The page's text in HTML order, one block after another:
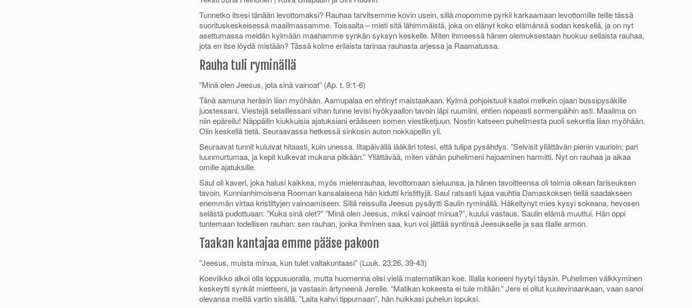
k
p
Tunnetko itsesi tänään levottomaksi? Rauhaa tarvitsemme kovin usein, sillä mopomme pyrkii karkaamaan levottomille teille tässä
suorituskeskeisessä maailmassamme. Toisaalta – mieti sitä lähimmäistä, joka on elänyt koko elämänsä sodan keskellä, ja on nyt
asettumassa meidän kylmään maahamme synkän syksyn keskelle. Miten ihmeessä hänen olemuksestaan huokuu sellaista rauhaa,
jota en itse löydä mistään? Tässä kolme erilaista tarinaa rauhasta arjessa ja Raamatussa.
Rauha tuli ryminällä
”Minä olen Jeesus, jota sinä vainoat” (Ap. t. 9:1-6)
Tänä aamuna heräsin liian myöhään. Aamupalaa en ehtinyt maistaakaan. Kylmä pohjoistuuli kaatoi melkein ojaan bussipysäkille
juostessani. Viestejä selaillessani vihan tunne levisi hyökyaallon tavoin läpi ruumiini, ehtien nopeasti sormenpäihin asti. Maailma on
niin epäreilu! Näppäilin kiukkuisia ajatuksiani erääseen somen viestiketjuun. Nostin katseen puhelimesta puoli sekuntia liian myöhään.
Olin keskellä tietä. Seuraavassa hetkessä sinkosin auton nokkapellin yli.
Seuraavat tunnit kuluivat hitaasti, kuin unessa. Iltapäivällä lääkäri totesi, että tulipa pysähdys. ”Selvisit yllättävän pienin vaurioin; pari
luunmurtumaa, ja kepit kulkevat mukana pitkään.” Yllättävää, miten vähän puhelimeni hajoaminen harmitti. Nyt on rauhaa ja aikaa
omille ajatuksille.
Saul oli kaveri, joka halusi kaikkea, myös mielenrauhaa, levottomaan sieluunsa, ja hänen tavoitteensa oli toimia oikean fariseuksen
tavoin. Kunnianhimoisena Rooman kansalaisena hän kidutti kristittyjä. Saul ratsasti lujaa vauhtia Damaskoksen tiellä saadakseen
enemmän virtaa kristittyjen vainoamiseen. Sillä reissulla Jeesus pysäytti Saulin ryminällä. Häkeltynyt mies kysyi sokeana, hevosen
selästä pudottuaan: ”Kuka sinä olet?” ”Minä olen Jeesus, miksi vainoat minua?”, kuului vastaus. Saulin elämä muuttui. Hän oppi
tuntemaan todellisen rauhan: sen rauhan, jonka ihminen saa, kun voi jättää syntinsä Jeesukselle ja saa tilalle armon.
Taakan kantajaa emme pääse pakoon
”Jeesus, muista minua, kun tulet valtakuntaasi” (Luuk. 23:26, 39-43)
Koeviikko alkoi olla loppusuoralla, mutta huomenna olisi vielä matematiikan koe. Illalla koneeni hyytyi täysin. Puhelimen välkkyminen
keskeytti synkät mietteeni, ja vastasin ärtyneenä Jerelle. “Matikan kokeesta ei tule mitään.” Jere ei ollut kuulevinaankaan, vaan sanoi
olevansa meillä vartin sisällä. ”Laita kahvi tippumaan”, hän huikkasi puhelun lopuksi.